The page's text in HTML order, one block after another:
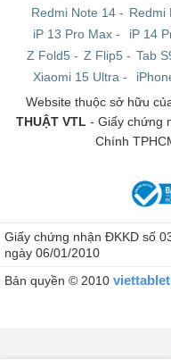
Redmi Note 14 - Redmi
iP 13 Pro Max - iP 14
Z Fold5 - Z Flip5 - Tab
Xiaomi 15 Ultra -
Website thuộc sở hữu
THUẬT VTL - Giấy chứng
Chính
Giấy chứng nhận ĐKKD số
ngày 06/01/2010
Bản quyền © 2010